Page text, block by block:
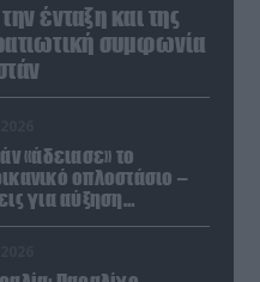
ένταξη και της
συμφωνία
«άδειασε» το
οπλοστάσιο –
για αύξηση
Patriot και